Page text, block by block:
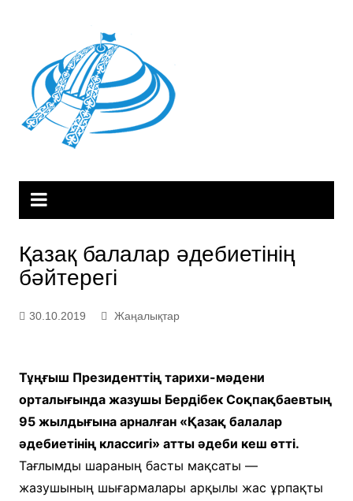
Қазақ балалар әдебиетінің
бәйтерегі
30.10.2019 Жаңалықтар
Тұңғыш Президенттің тарихи-мәдени
орталығында жазушы Бердібек Соқпақбаевтың
95 жылдығына арналған «Қазақ балалар
әдебиетінің классигі» атты әдеби кеш өтті.
Тағлымды шараның басты мақсаты —
жазушының шығармалары арқылы жас ұрпақты